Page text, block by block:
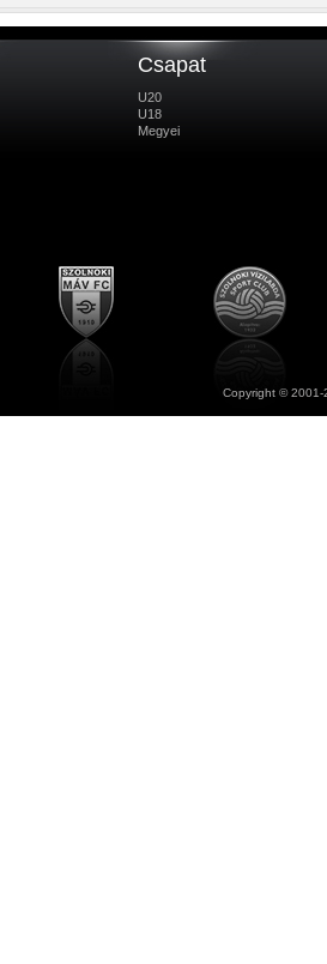
Csapat
U20
U18
Megyei
Copyright ©